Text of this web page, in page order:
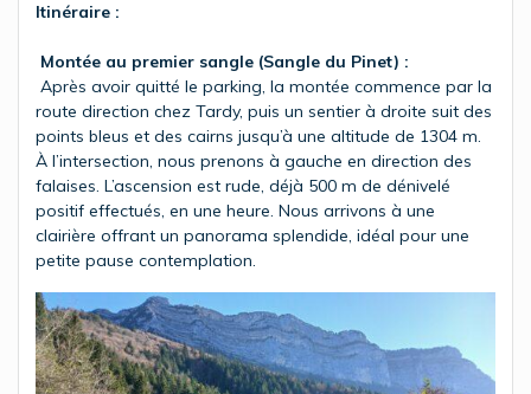
Itinéraire :
Montée au premier sangle (Sangle du Pinet) :
Après avoir quitté le parking, la montée commence par la
route direction chez Tardy, puis un sentier à droite suit des
points bleus et des cairns jusqu’à une altitude de 1304 m.
À l’intersection, nous prenons à gauche en direction des
falaises. L’ascension est rude, déjà 500 m de dénivelé
positif effectués, en une heure. Nous arrivons à une
clairière offrant un panorama splendide, idéal pour une
petite pause contemplation.